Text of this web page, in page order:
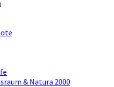
& Natura 2000